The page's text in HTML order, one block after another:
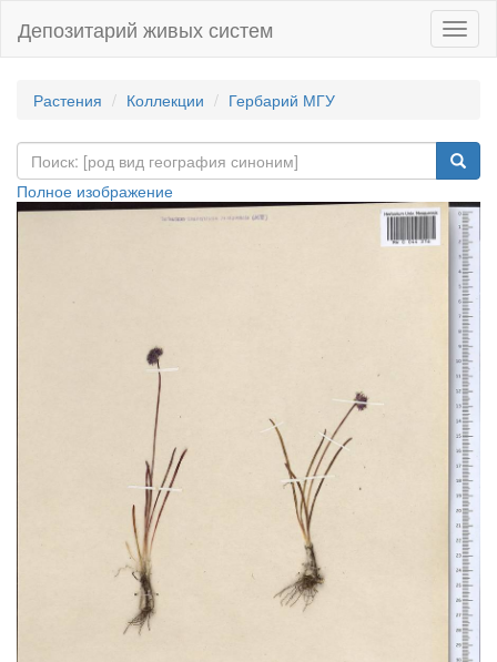
Депозитарий живых систем
Растения Коллекции Гербарий МГУ
Полное изображение